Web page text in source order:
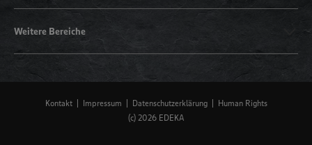
Weitere Bereiche
Kontakt Impressum Datenschutzerklärung
Human Rights
(c) 2026 EDEKA